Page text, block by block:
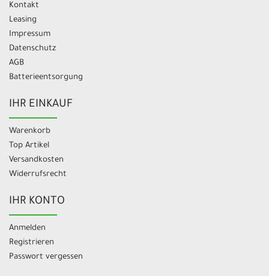
Kontakt
Leasing
Impressum
Datenschutz
AGB
Batterieentsorgung
IHR EINKAUF
Warenkorb
Top Artikel
Versandkosten
Widerrufsrecht
IHR KONTO
Anmelden
Registrieren
Passwort vergessen